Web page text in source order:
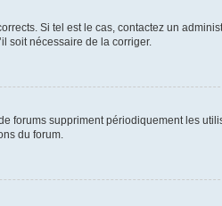
Si tel est le cas, contactez un
soit nécessaire de la corriger.
forums suppriment périodiquement les
du forum.